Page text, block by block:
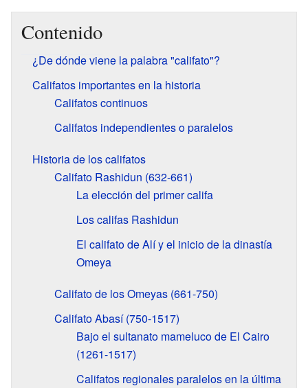
Contenido
¿De dónde viene la palabra "califato"?
Califatos importantes en la historia
Califatos continuos
Califatos independientes o paralelos
Historia de los califatos
Califato Rashidun (632-661)
La elección del primer califa
Los califas Rashidun
El califato de Alí y el inicio de la dinastía
Omeya
Califato de los Omeyas (661-750)
Califato Abasí (750-1517)
Bajo el sultanato mameluco de El Cairo
(1261-1517)
Califatos regionales paralelos en la última